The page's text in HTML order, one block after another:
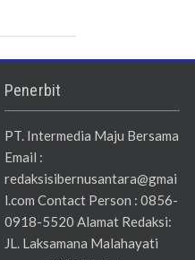
Penerbit
PT. Intermedia Maju Bersama
Email :
redaksisibernusantara@gmai
l.com Contact Person : 0856-
0918-5520 Alamat Redaksi:
JL. Laksamana Malahayati